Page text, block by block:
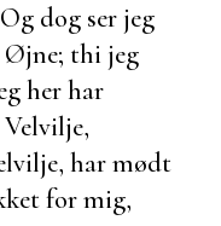
dog ser jeg
Øjne; thi jeg
her har
har mødt
for mig,